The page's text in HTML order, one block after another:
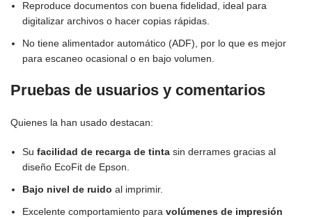
Reproduce documentos con buena fidelidad, ideal para
digitalizar archivos o hacer copias rápidas.
No tiene alimentador automático (ADF), por lo que es mejor
para escaneo ocasional o en bajo volumen.
Pruebas de usuarios y comentarios
Quienes la han usado destacan:
Su facilidad de recarga de tinta sin derrames gracias al
diseño EcoFit de Epson.
Bajo nivel de ruido al imprimir.
Excelente comportamiento para volúmenes de impresión